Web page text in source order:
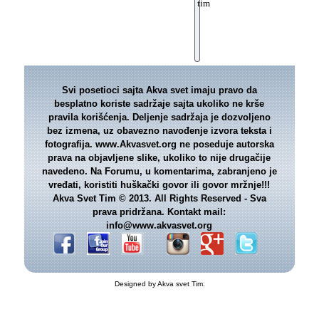
tim
Svi posetioci sajta Akva svet imaju pravo da
besplatno koriste sadržaje sajta ukoliko ne krše
pravila korišćenja. Deljenje sadržaja je dozvoljeno
bez izmena, uz obavezno navođenje izvora teksta i
fotografija. www.Akvasvet.org ne poseduje autorska
prava na objavljene slike, ukoliko to nije drugačije
navedeno. Na Forumu, u komentarima, zabranjeno je
vređati, koristiti huškački govor ili govor mržnje!!!
Akva Svet Tim © 2013. All Rights Reserved - Sva
prava pridržana. Kontakt mail:
info@www.akvasvet.org
Designed by Akva svet Tim.